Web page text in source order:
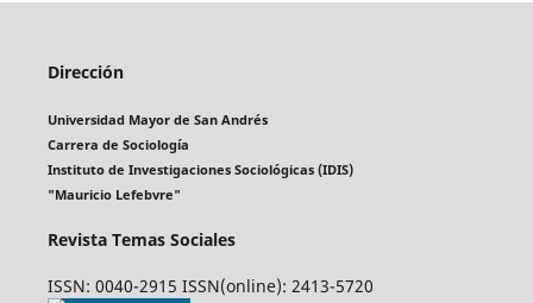
Dirección
Universidad Mayor de San Andrés
Carrera de Sociología
Instituto de Investigaciones Sociológicas (IDIS)
"Mauricio Lefebvre"
Revista Temas Sociales
ISSN: 0040-2915 ISSN(online): 2413-5720